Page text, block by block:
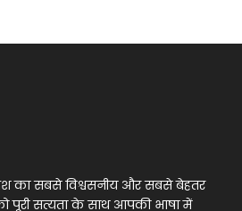
का सबसे विश्वसनीय और सबसे बेहतर
पूरी सत्यता के साथ आपकी भाषा में